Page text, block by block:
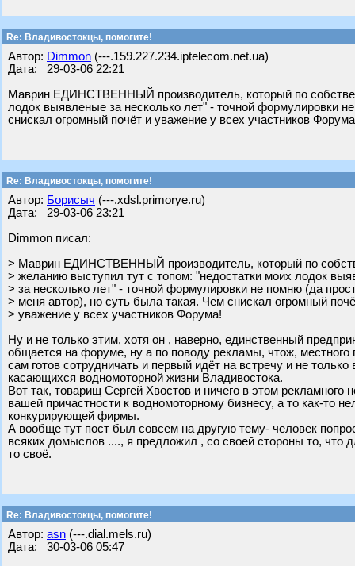
Re: Владивостокцы, помогите!
Автор: Dimmon (---.159.227.234.iptelecom.net.ua)
Дата: 29-03-06 22:21
Маврин ЕДИНСТВЕННЫЙ производитель, который по
лодок выявленые за несколько лет" - точной формулировки
снискал огромный почёт и уважение у всех участников
Re: Владивостокцы, помогите!
Автор: Борисыч (---.xdsl.primorye.ru)
Дата: 29-03-06 23:21
Dimmon писал:
> Маврин ЕДИНСТВЕННЫЙ производитель, который по
> желанию выступил тут с топом: "недостатки моих лодок
> за несколько лет" - точной формулировки не помню (да
> меня автор), но суть была такая. Чем снискал огромный
> уважение у всех участников Форума!
Ну и не только этим, хотя он , наверно, единственный
общается на форуме, ну а по поводу рекламы, чтож,
сам готов сотрудничать и первый идёт на встречу и не
касающихся водномоторной жизни Владивостока.
Вот так, товарищ Сергей Хвостов и ничего в этом
вашей причастности к водномоторному бизнесу, а то как-то
конкурирующей фирмы.
А вообще тут пост был совсем на другую тему- человек
всяких домыслов ...., я предложил , со своей стороны то, что
то своё.
Re: Владивостокцы, помогите!
Автор: asn (---.dial.mels.ru)
Дата: 30-03-06 05:47